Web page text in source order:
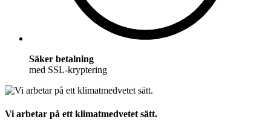
Säker betalning
med SSL-kryptering
Vi arbetar på ett klimatmedvetet sätt.